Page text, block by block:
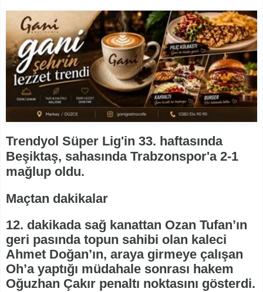
Trendyol Süper Lig'in 33. haftasında
Beşiktaş, sahasında Trabzonspor'a 2-1
mağlup oldu.
Maçtan dakikalar
12. dakikada sağ kanattan Ozan Tufan’ın
geri pasında topun sahibi olan kaleci
Ahmet Doğan’ın, araya girmeye çalışan
Oh’a yaptığı müdahale sonrası hakem
Oğuzhan Çakır penaltı noktasını gösterdi.